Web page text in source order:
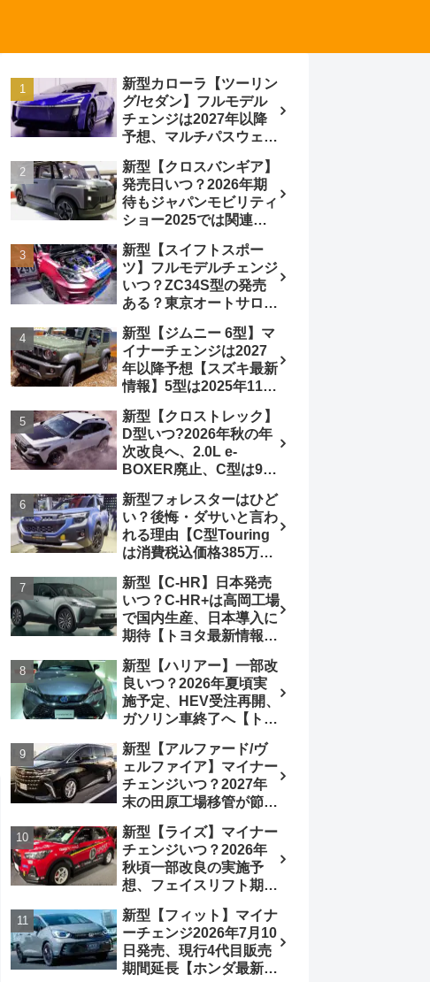
新型カローラ【ツーリン
グ/セダン】フルモデル
チェンジは2027年以降
予想、マルチパスウェイ
BEVからの派生で新開発
小型エンジン搭載の
HEV/PHEV、ギガキャ
ストの採用は無しか【ト
ヨタ最新情報】60周年記
念車発売
新型【クロスバンギア】
発売日いつ？2026年期
待もジャパンモビリティ
ショー2025では関連モ
最新情報】ベース車ノ
ア/ヴォクシーの台湾生
産開始に注目、「ギア」
のほか「コア」と「ツー
ル」、デリカD:5対抗の
クロスオーバーSUVミニ
バン
新型【スイフトスポー
ツ】フルモデルチェンジ
いつ？ZC34S型の発売
ある？東京オートサロン
エロー レヴはスイスポ
コンセプトか？ハイブリ
ッド化/重量増/価格アッ
プが争点【スズキ最新情
報】特別仕様車
「ZC33S Final
Edition」終了
新型【ジムニー 6型】マ
イナーチェンジは2027
年以降予想【スズキ最新
情報】5型は2025年11月
ACC・スズキコネクト
採用
新型【クロストレック】
D型いつ?2026年秋の年
次改良へ、2.0L e-
BOXER廃止、C型は9月
ーボ採用予想【スバル最
新情報】
新型フォレスターはひど
い？後悔・ダサいと言わ
れる理由【C型Touring
は消費税込価格385万円
19.1km/L、納期4～5か
月】ナビUI・冬用タイ
ヤ・ウィルダネス日本発
売は？カーオブザイヤー
とJNCAP大賞受賞後も
残る注意点
新型【C-HR】日本発売
いつ？C-HR+は高岡工場
で国内生産、日本導入に
期待【トヨタ最新情報】
売、2代目HEV・PHEV
は日本未導入
新型【ハリアー】一部改
良いつ？2026年夏頃実
施予定、HEV受注再開、
ガソリン車終了へ【トヨ
チェンジ2027年以降予
想
新型【アルファード/ヴ
ェルファイア】マイナー
チェンジいつ？2027年
末の田原工場移管が節目
のフェイスリフト予想
【トヨタ最新情報】
2026年6月一部改良済
み、消費税込価格559万
9000円から
新型【ライズ】マイナー
チェンジいつ？2026年
秋頃一部改良の実施予
想、フェイスリフト期
2～3ヵ月に短縮【ダイハ
ツ最新情報】前回改良は
2024年11月5日、価格
180.07～244.2万円、値
新型【フィット】マイナ
ーチェンジ2026年7月10
日発売、現行4代目販売
期間延長【ホンダ最新情